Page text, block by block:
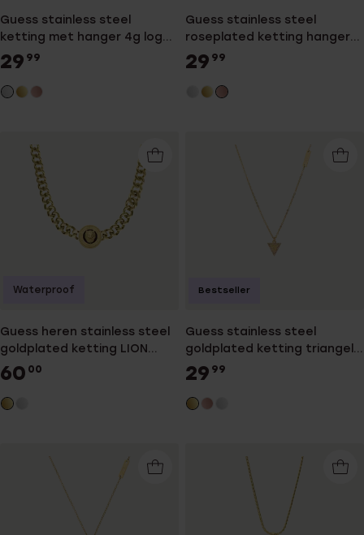
Guess stainless steel
ketting met hanger 4g logo
voor dames
29 99
Guess stainless steel
roseplated ketting hanger
4g logo voor dames
29 99
Guess heren stainless steel
goldplated ketting LION
KING
60 00
Waterproof
Guess stainless steel
goldplated ketting triangel
hanger voor dames
29 99
Bestseller